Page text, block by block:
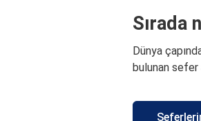
Sırada
Dünya
bulunan sefer